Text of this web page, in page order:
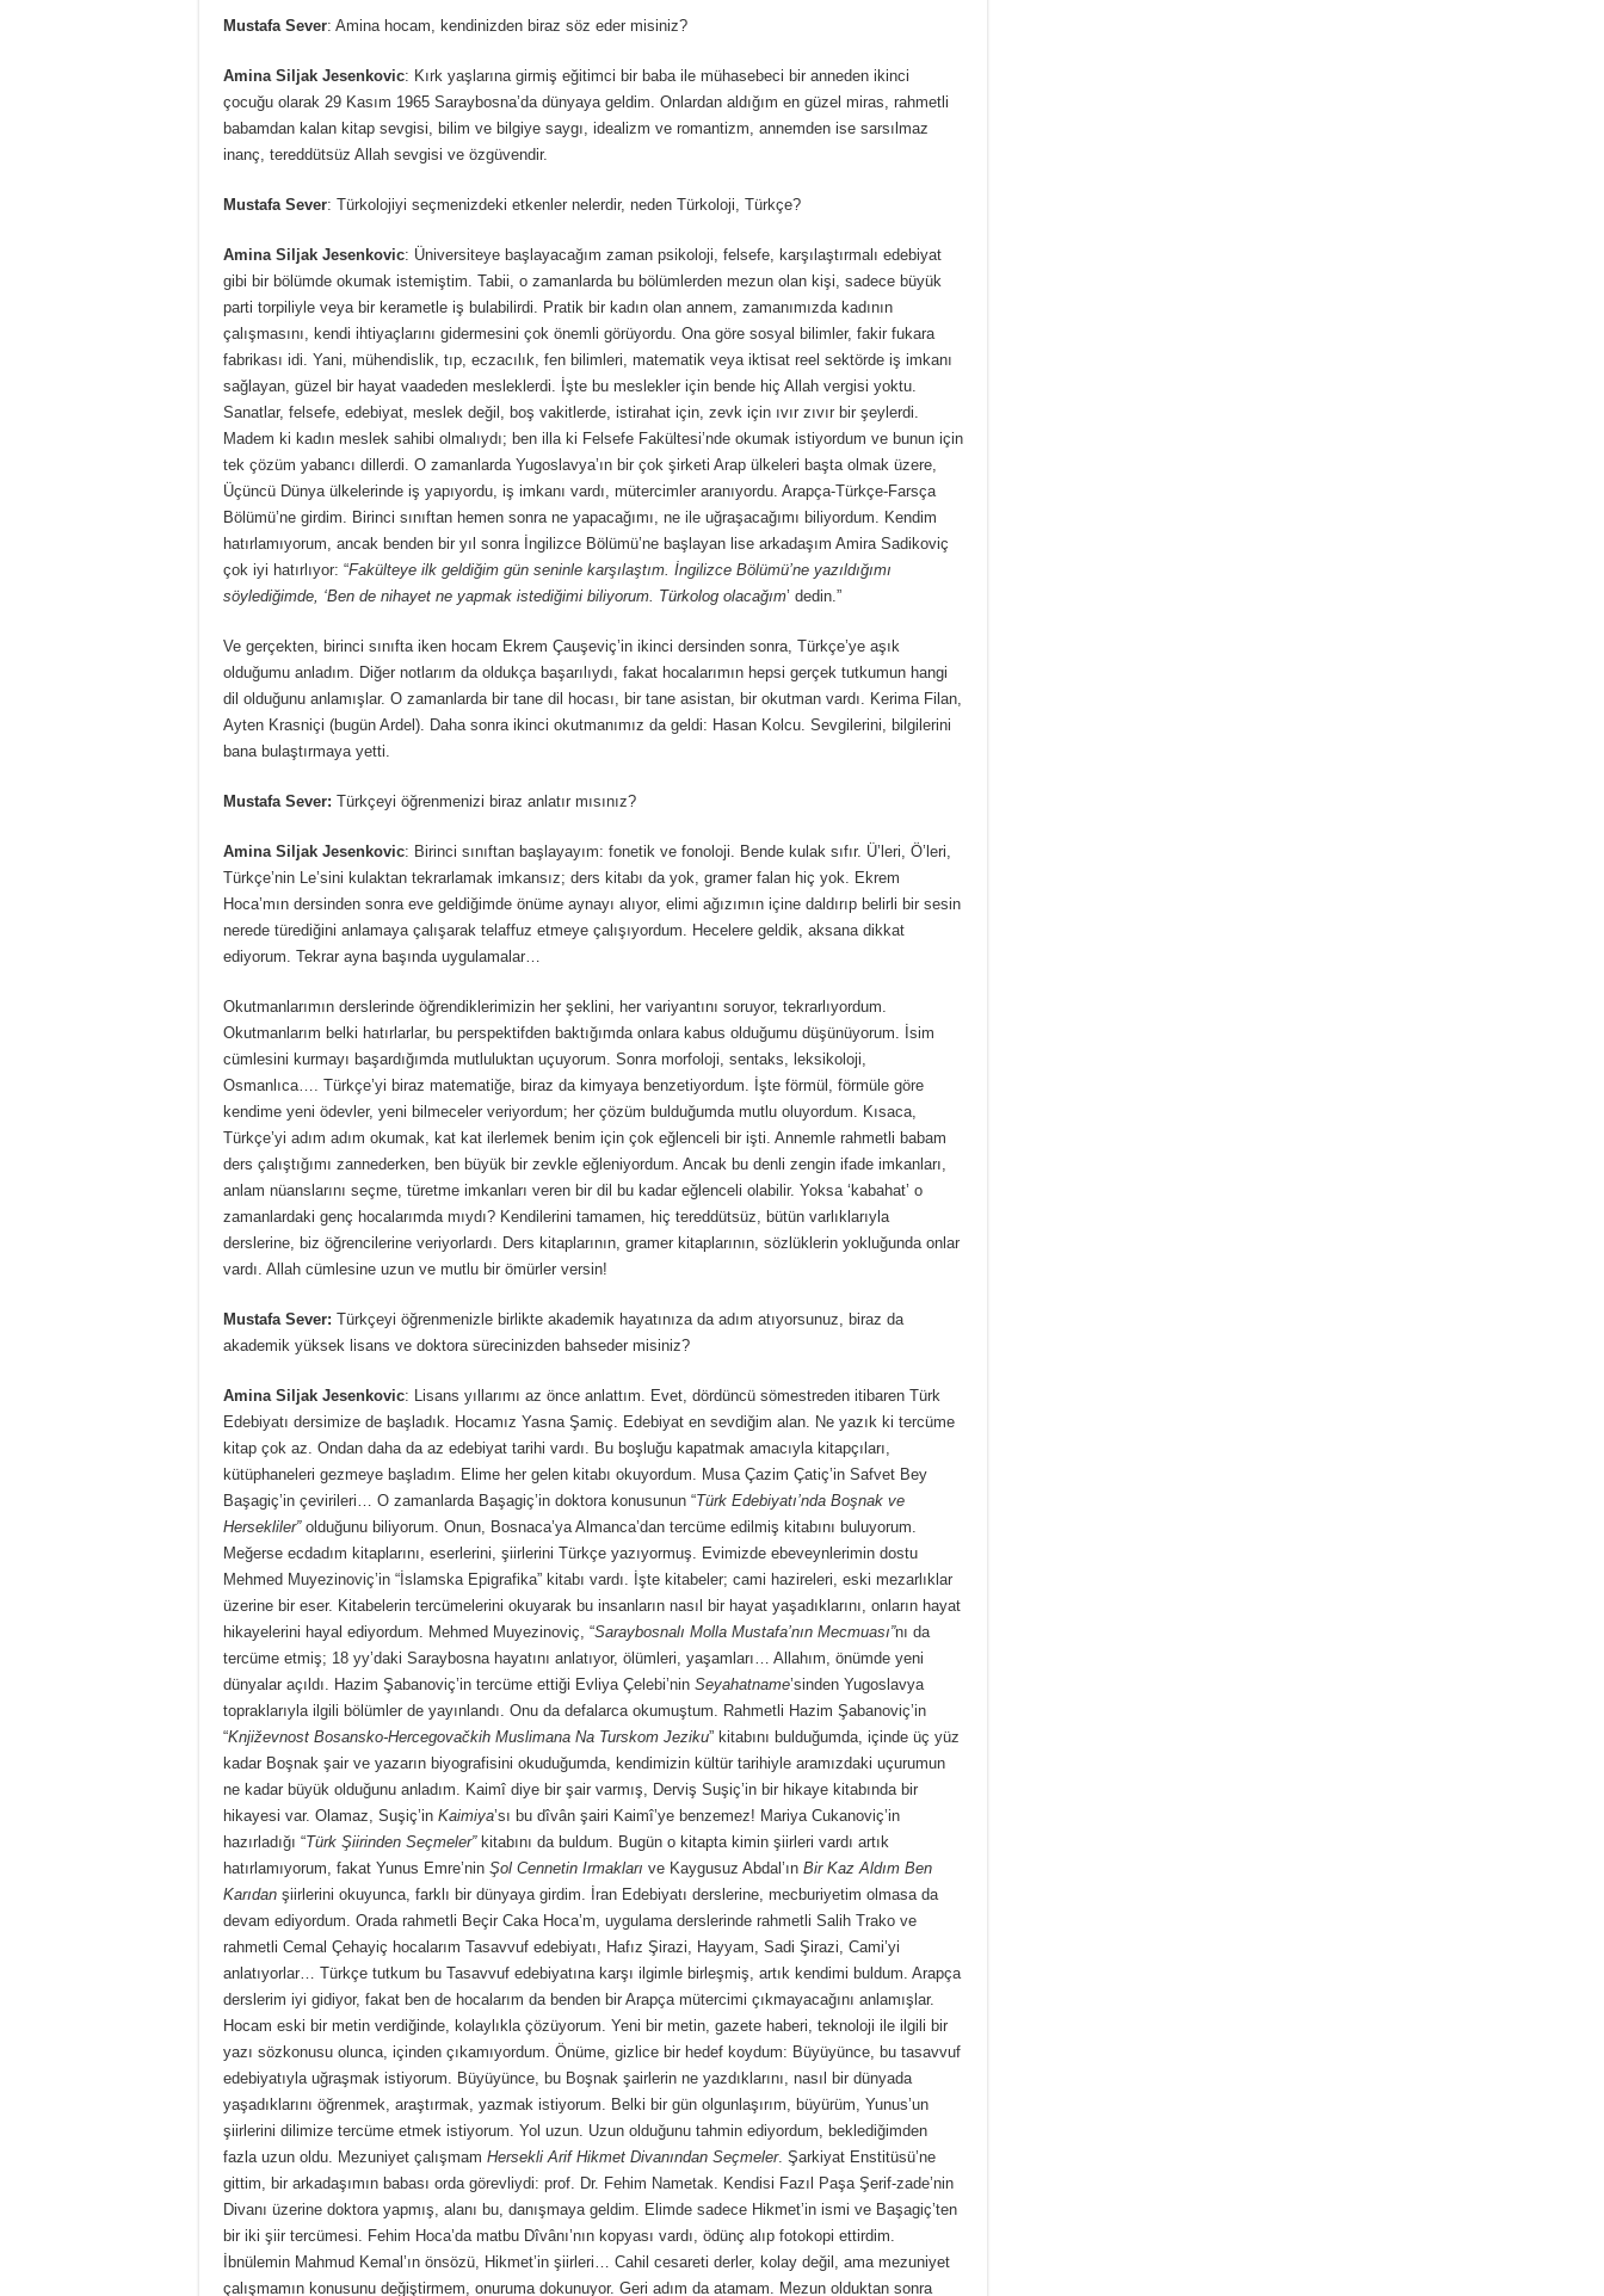
Mustafa Sever: Amina hocam, kendinizden biraz söz eder misiniz?
Amina Siljak Jesenkovic: Kırk yaşlarına girmiş eğitimci bir baba ile mühasebeci bir anneden ikinci
çocuğu olarak 29 Kasım 1965 Saraybosna’da dünyaya geldim. Onlardan aldığım en güzel miras, rahmetli
babamdan kalan kitap sevgisi, bilim ve bilgiye saygı, idealizm ve romantizm, annemden ise sarsılmaz
inanç, tereddütsüz Allah sevgisi ve özgüvendir.
Mustafa Sever: Türkolojiyi seçmenizdeki etkenler nelerdir, neden Türkoloji, Türkçe?
Amina Siljak Jesenkovic: Üniversiteye başlayacağım zaman psikoloji, felsefe, karşılaştırmalı edebiyat
gibi bir bölümde okumak istemiştim. Tabii, o zamanlarda bu bölümlerden mezun olan kişi, sadece büyük
parti torpiliyle veya bir kerametle iş bulabilirdi. Pratik bir kadın olan annem, zamanımızda kadının
çalışmasını, kendi ihtiyaçlarını gidermesini çok önemli görüyordu. Ona göre sosyal bilimler, fakir fukara
fabrikası idi. Yani, mühendislik, tıp, eczacılık, fen bilimleri, matematik veya iktisat reel sektörde iş imkanı
sağlayan, güzel bir hayat vaadeden mesleklerdi. İşte bu meslekler için bende hiç Allah vergisi yoktu.
Sanatlar, felsefe, edebiyat, meslek değil, boş vakitlerde, istirahat için, zevk için ıvır zıvır bir şeylerdi.
Madem ki kadın meslek sahibi olmalıydı; ben illa ki Felsefe Fakültesi’nde okumak istiyordum ve bunun için
tek çözüm yabancı dillerdi. O zamanlarda Yugoslavya’ın bir çok şirketi Arap ülkeleri başta olmak üzere,
Üçüncü Dünya ülkelerinde iş yapıyordu, iş imkanı vardı, mütercimler aranıyordu. Arapça-Türkçe-Farsça
Bölümü’ne girdim. Birinci sınıftan hemen sonra ne yapacağımı, ne ile uğraşacağımı biliyordum. Kendim
hatırlamıyorum, ancak benden bir yıl sonra İngilizce Bölümü’ne başlayan lise arkadaşım Amira Sadikoviç
çok iyi hatırlıyor: “Fakülteye ilk geldiğim gün seninle karşılaştım. İngilizce Bölümü’ne yazıldığımı
söylediğimde, ‘Ben de nihayet ne yapmak istediğimi biliyorum. Türkolog olacağım’ dedin.”
Ve gerçekten, birinci sınıfta iken hocam Ekrem Çauşeviç’in ikinci dersinden sonra, Türkçe’ye aşık
olduğumu anladım. Diğer notlarım da oldukça başarılıydı, fakat hocalarımın hepsi gerçek tutkumun hangi
dil olduğunu anlamışlar. O zamanlarda bir tane dil hocası, bir tane asistan, bir okutman vardı. Kerima Filan,
Ayten Krasniçi (bugün Ardel). Daha sonra ikinci okutmanımız da geldi: Hasan Kolcu. Sevgilerini, bilgilerini
bana bulaştırmaya yetti.
Mustafa Sever: Türkçeyi öğrenmenizi biraz anlatır mısınız?
Amina Siljak Jesenkovic: Birinci sınıftan başlayayım: fonetik ve fonoloji. Bende kulak sıfır. Ü’leri, Ö’leri,
Türkçe’nin Le’sini kulaktan tekrarlamak imkansız; ders kitabı da yok, gramer falan hiç yok. Ekrem
Hoca’mın dersinden sonra eve geldiğimde önüme aynayı alıyor, elimi ağızımın içine daldırıp belirli bir sesin
nerede türediğini anlamaya çalışarak telaffuz etmeye çalışıyordum. Hecelere geldik, aksana dikkat
ediyorum. Tekrar ayna başında uygulamalar…
Okutmanlarımın derslerinde öğrendiklerimizin her şeklini, her variyantını soruyor, tekrarlıyordum.
Okutmanlarım belki hatırlarlar, bu perspektifden baktığımda onlara kabus olduğumu düşünüyorum. İsim
cümlesini kurmayı başardığımda mutluluktan uçuyorum. Sonra morfoloji, sentaks, leksikoloji,
Osmanlıca…. Türkçe’yi biraz matematiğe, biraz da kimyaya benzetiyordum. İşte förmül, förmüle göre
kendime yeni ödevler, yeni bilmeceler veriyordum; her çözüm bulduğumda mutlu oluyordum. Kısaca,
Türkçe’yi adım adım okumak, kat kat ilerlemek benim için çok eğlenceli bir işti. Annemle rahmetli babam
ders çalıştığımı zannederken, ben büyük bir zevkle eğleniyordum. Ancak bu denli zengin ifade imkanları,
anlam nüanslarını seçme, türetme imkanları veren bir dil bu kadar eğlenceli olabilir. Yoksa ‘kabahat’ o
zamanlardaki genç hocalarımda mıydı? Kendilerini tamamen, hiç tereddütsüz, bütün varlıklarıyla
derslerine, biz öğrencilerine veriyorlardı. Ders kitaplarının, gramer kitaplarının, sözlüklerin yokluğunda onlar
vardı. Allah cümlesine uzun ve mutlu bir ömürler versin!
Mustafa Sever: Türkçeyi öğrenmenizle birlikte akademik hayatınıza da adım atıyorsunuz, biraz da
akademik yüksek lisans ve doktora sürecinizden bahseder misiniz?
Amina Siljak Jesenkovic: Lisans yıllarımı az önce anlattım. Evet, dördüncü sömestreden itibaren Türk
Edebiyatı dersimize de başladık. Hocamız Yasna Şamiç. Edebiyat en sevdiğim alan. Ne yazık ki tercüme
kitap çok az. Ondan daha da az edebiyat tarihi vardı. Bu boşluğu kapatmak amacıyla kitapçıları,
kütüphaneleri gezmeye başladım. Elime her gelen kitabı okuyordum. Musa Çazim Çatiç’in Safvet Bey
Başagiç’in çevirileri… O zamanlarda Başagiç’in doktora konusunun “Türk Edebiyatı’nda Boşnak ve
Hersekliler”olduğunu biliyorum. Onun, Bosnaca’ya Almanca’dan tercüme edilmiş kitabını buluyorum.
Meğerse ecdadım kitaplarını, eserlerini, şiirlerini Türkçe yazıyormuş. Evimizde ebeveynlerimin dostu
Mehmed Muyezinoviç’in “İslamska Epigrafika” kitabı vardı. İşte kitabeler; cami hazireleri, eski mezarlıklar
üzerine bir eser. Kitabelerin tercümelerini okuyarak bu insanların nasıl bir hayat yaşadıklarını, onların hayat
hikayelerini hayal ediyordum. Mehmed Muyezinoviç, “Saraybosnalı Molla Mustafa’nın Mecmuası”nı da
tercüme etmiş; 18 yy’daki Saraybosna hayatını anlatıyor, ölümleri, yaşamları… Allahım, önümde yeni
dünyalar açıldı. Hazim Şabanoviç’in tercüme ettiği Evliya Çelebi’nin Seyahatname’sinden Yugoslavya
topraklarıyla ilgili bölümler de yayınlandı. Onu da defalarca okumuştum. Rahmetli Hazim Şabanoviç’in
“Književnost Bosansko-Hercegovačkih Muslimana Na Turskom Jeziku” kitabını bulduğumda, içinde üç yüz
kadar Boşnak şair ve yazarın biyografisini okuduğumda, kendimizin kültür tarihiyle aramızdaki uçurumun
ne kadar büyük olduğunu anladım. Kaimî diye bir şair varmış, Derviş Suşiç’in bir hikaye kitabında bir
hikayesi var. Olamaz, Suşiç’in Kaimiya’sı bu dîvân şairi Kaimî’ye benzemez! Mariya Cukanoviç’in
hazırladığı “Türk Şiirinden Seçmeler”kitabını da buldum. Bugün o kitapta kimin şiirleri vardı artık
hatırlamıyorum, fakat Yunus Emre’nin Şol Cennetin Irmakları ve Kaygusuz Abdal’ın Bir Kaz Aldım Ben
Karıdan şiirlerini okuyunca, farklı bir dünyaya girdim. İran Edebiyatı derslerine, mecburiyetim olmasa da
devam ediyordum. Orada rahmetli Beçir Caka Hoca’m, uygulama derslerinde rahmetli Salih Trako ve
rahmetli Cemal Çehayiç hocalarım Tasavvuf edebiyatı, Hafız Şirazi, Hayyam, Sadi Şirazi, Cami’yi
anlatıyorlar… Türkçe tutkum bu Tasavvuf edebiyatına karşı ilgimle birleşmiş, artık kendimi buldum. Arapça
derslerim iyi gidiyor, fakat ben de hocalarım da benden bir Arapça mütercimi çıkmayacağını anlamışlar.
Hocam eski bir metin verdiğinde, kolaylıkla çözüyorum. Yeni bir metin, gazete haberi, teknoloji ile ilgili bir
yazı sözkonusu olunca, içinden çıkamıyordum. Önüme, gizlice bir hedef koydum: Büyüyünce, bu tasavvuf
edebiyatıyla uğraşmak istiyorum. Büyüyünce, bu Boşnak şairlerin ne yazdıklarını, nasıl bir dünyada
yaşadıklarını öğrenmek, araştırmak, yazmak istiyorum. Belki bir gün olgunlaşırım, büyürüm, Yunus’un
şiirlerini dilimize tercüme etmek istiyorum. Yol uzun. Uzun olduğunu tahmin ediyordum, beklediğimden
fazla uzun oldu. Mezuniyet çalışmam Hersekli Arif Hikmet Divanından Seçmeler. Şarkiyat Enstitüsü’ne
gittim, bir arkadaşımın babası orda görevliydi: prof. Dr. Fehim Nametak. Kendisi Fazıl Paşa Şerif-zade’nin
Divanı üzerine doktora yapmış, alanı bu, danışmaya geldim. Elimde sadece Hikmet’in ismi ve Başagiç’ten
bir iki şiir tercümesi. Fehim Hoca’da matbu Dîvânı’nın kopyası vardı, ödünç alıp fotokopi ettirdim.
İbnülemin Mahmud Kemal’ın önsözü, Hikmet’in şiirleri… Cahil cesareti derler, kolay değil, ama mezuniyet
çalışmamın konusunu değiştirmem, onuruma dokunuyor. Geri adım da atamam. Mezun olduktan sonra